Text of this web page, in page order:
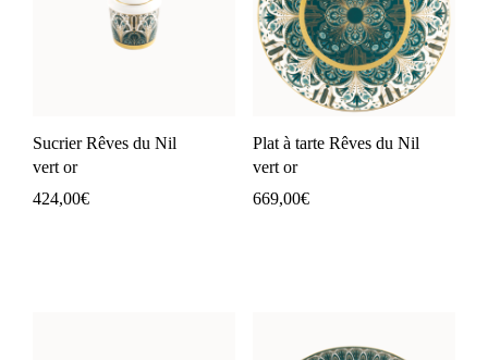
Sucrier Rêves du Nil
vert or
424,00€
Plat à tarte Rêves du Nil
vert or
669,00€